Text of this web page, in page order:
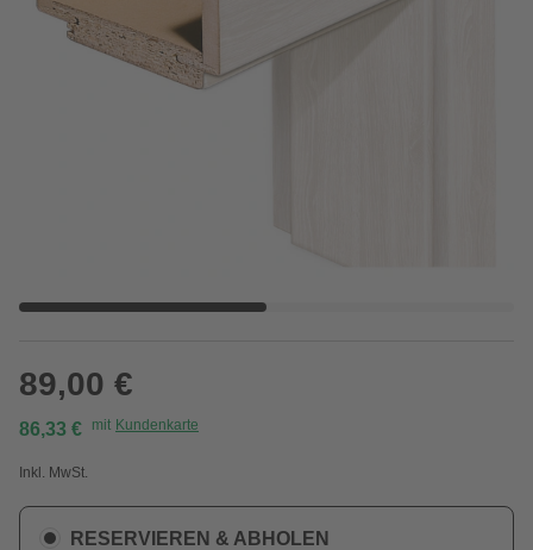
89,00 €
86,33 € mit Kundenkarte
Inkl. MwSt.
RESERVIEREN & ABHOLEN